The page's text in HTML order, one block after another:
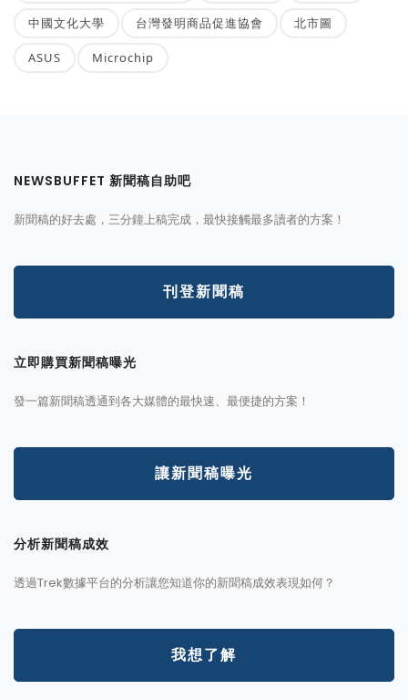
中國文化大學 台灣發明商品促進協會 北市圖
ASUS Microchip
NEWSBUFFET 新聞稿自助吧
新聞稿的好去處，三分鐘上稿完成，最快接觸最多讀者的方案！
刊登新聞稿
立即購買新聞稿曝光
發一篇新聞稿透通到各大媒體的最快速、最便捷的方案！
讓新聞稿曝光
分析新聞稿成效
透過Trek數據平台的分析讓您知道你的新聞稿成效表現如何？
我想了解